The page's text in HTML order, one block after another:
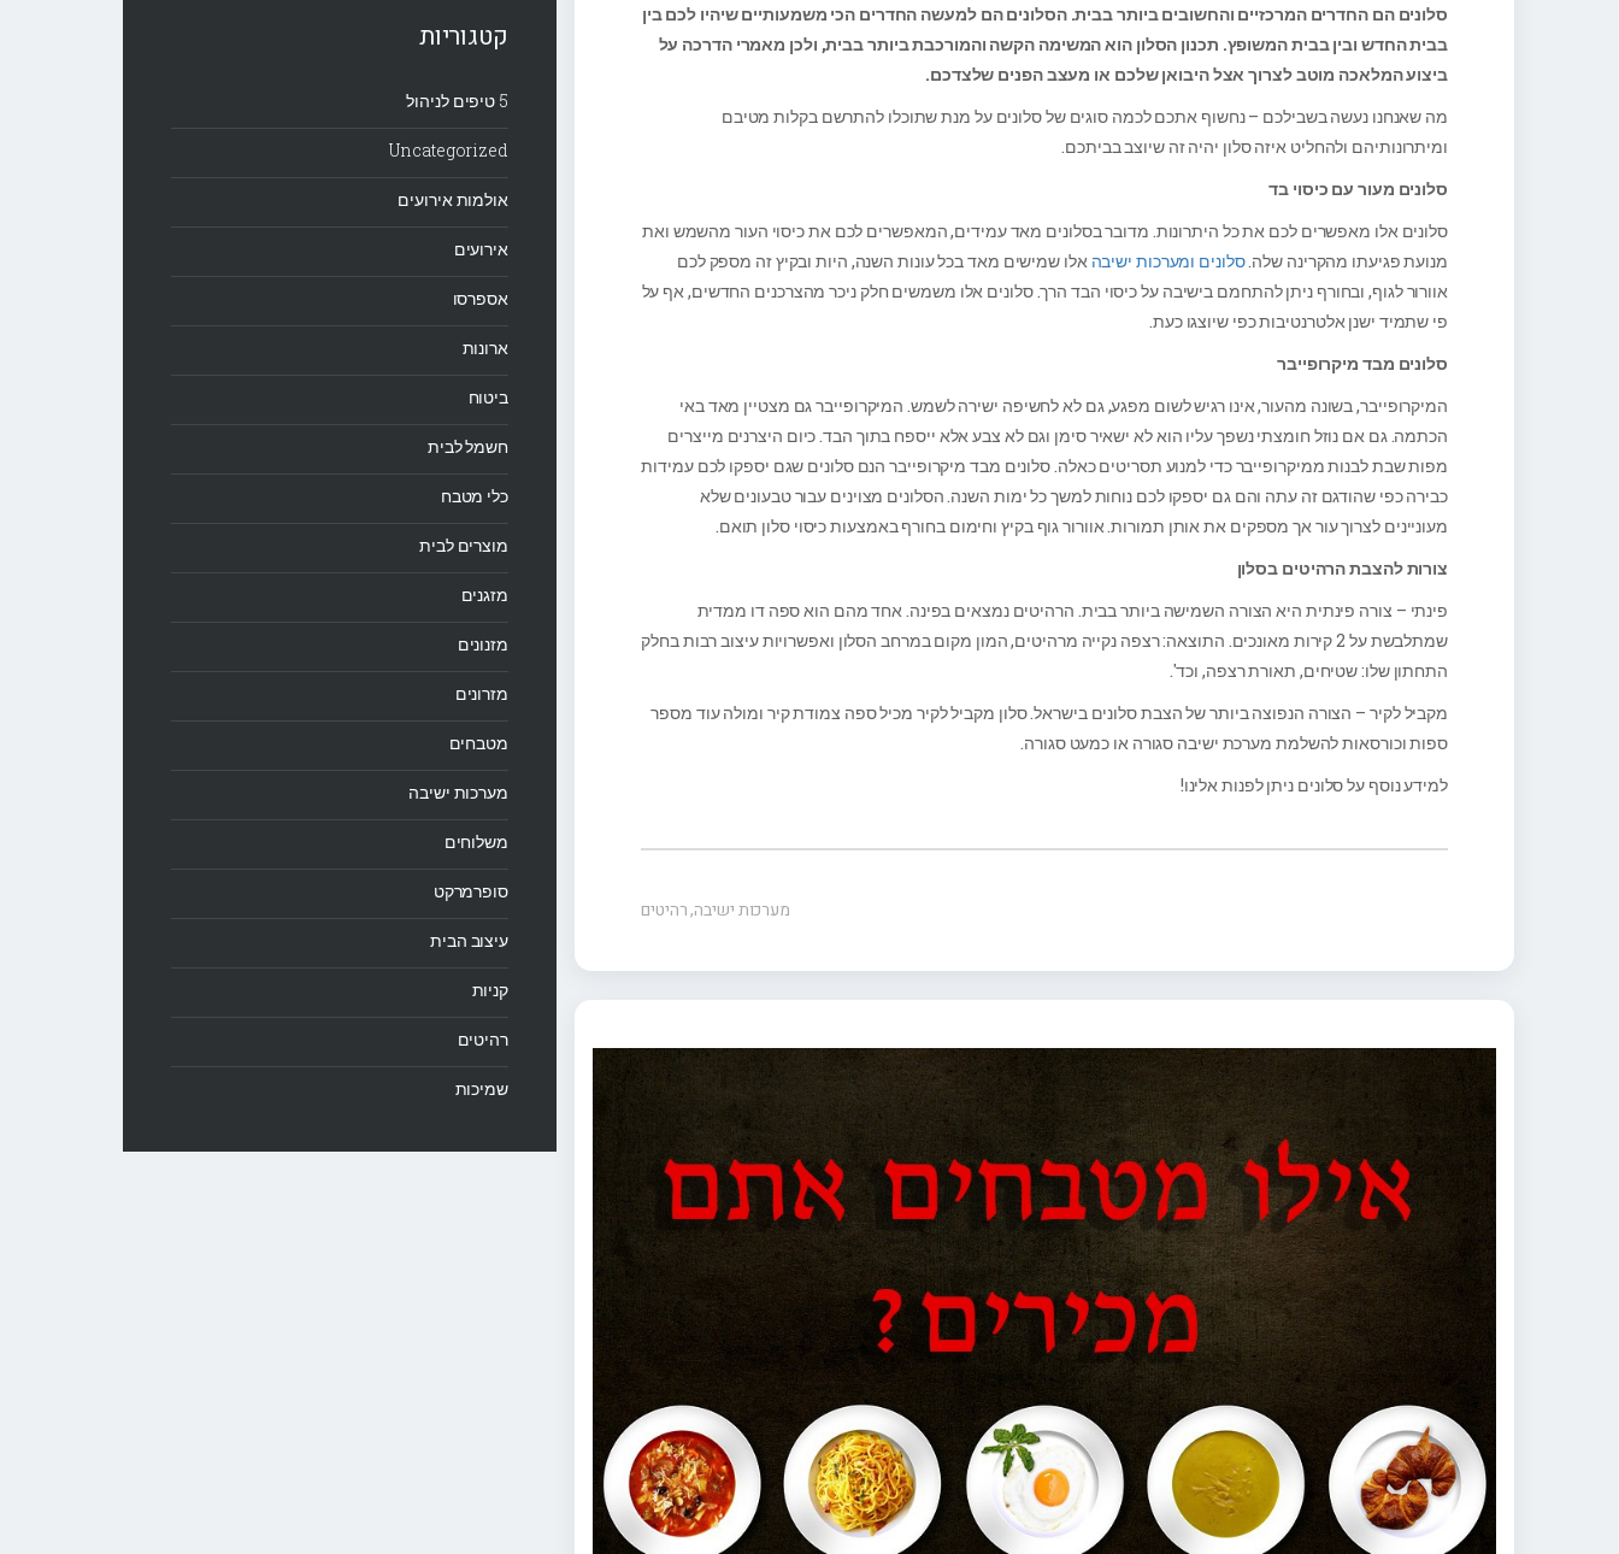
סלונים הם החדרים המרכזיים והחשובים ביותר בבית. הסלונים הם למעשה החדרים הכי משמעותיים שיהיו לכם בין
בבית החדש ובין בבית המשופץ. תכנון הסלון הוא המשימה הקשה והמורכבת ביותר בבית, ולכן מאמרי הדרכה על
ביצוע המלאכה מוטב לצרוך אצל היבואן שלכם או מעצב הפנים שלצדכם.
מה שאנחנו נעשה בשבילכם – נחשוף אתכם לכמה סוגים של סלונים על מנת שתוכלו להתרשם בקלות מטיבם
ומיתרונותיהם ולהחליט איזה סלון יהיה זה שיוצב בביתכם.
סלונים מעור עם כיסוי בד
סלונים אלו מאפשרים לכם את כל היתרונות. מדובר בסלונים מאד עמידים, המאפשרים לכם את כיסוי העור מהשמש ואת
מנועת פגיעתו מהקרינה שלה.סלונים ומערכות ישיבה אלו שמישים מאד בכל עונות השנה, היות ובקיץ זה מספק לכם
אוורור לגוף, ובחורף ניתן להתחמם בישיבה על כיסוי הבד הרך. סלונים אלו משמשים חלק ניכר מהצרכנים החדשים, אף על
פי שתמיד ישנן אלטרנטיבות כפי שיוצגו כעת.
סלונים מבד מיקרופייבר
המיקרופייבר, בשונה מהעור, אינו רגיש לשום מפגע, גם לא לחשיפה ישירה לשמש. המיקרופייבר גם מצטיין מאד באי
הכתמה. גם אם נוזל חומצתי נשפך עליו הוא לא ישאיר סימן וגם לא צבע אלא ייספח בתוך הבד. כיום היצרנים מייצרים
מפות שבת לבנות ממיקרופייבר כדי למנוע תסריטים כאלה. סלונים מבד מיקרופייבר הנם סלונים שגם יספקו לכם עמידות
כבירה כפי שהודגם זה עתה והם גם יספקו לכם נוחות למשך כל ימות השנה. הסלונים מצוינים עבור טבעונים שלא
מעוניינים לצרוך עור אך מספקים את אותן תמורות. אוורור גוף בקיץ וחימום בחורף באמצעות כיסוי סלון תואם.
צורות להצבת הרהיטים בסלון
פינתי – צורה פינתית היא הצורה השמישה ביותר בבית. הרהיטים נמצאים בפינה. אחד מהם הוא ספה דו ממדית
שמתלבשת על 2 קירות מאונכים. התוצאה: רצפה נקייה מרהיטים, המון מקום במרחב הסלון ואפשרויות עיצוב רבות בחלק
התחתון שלו: שטיחים, תאורת רצפה, וכד'.
מקביל לקיר – הצורה הנפוצה ביותר של הצבת סלונים בישראל. סלון מקביל לקיר מכיל ספה צמודת קיר ומולה עוד מספר
ספות וכורסאות להשלמת מערכת ישיבה סגורה או כמעט סגורה.
למידע נוסף על סלונים ניתן לפנות אלינו!
מערכות ישיבה,רהיטים
קטגוריות
5 טיפים לניהול
Uncategorized
אולמות אירועים
אירועים
אספרסו
ארונות
ביטוח
חשמל לבית
כלי מטבח
מוצרים לבית
מזגנים
מזנונים
מזרונים
מטבחים
מערכות ישיבה
משלוחים
סופרמרקט
עיצוב הבית
קניות
רהיטים
שמיכות